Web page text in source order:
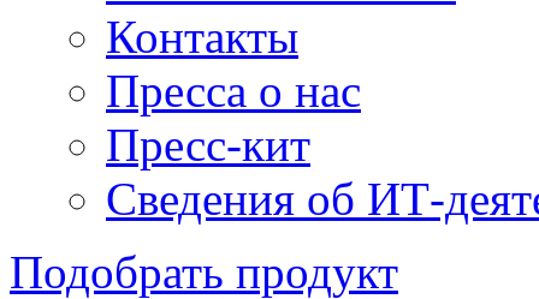
Контакты
Пресса о нас
Пресс-кит
Сведения об ИТ-
Подобрать продукт